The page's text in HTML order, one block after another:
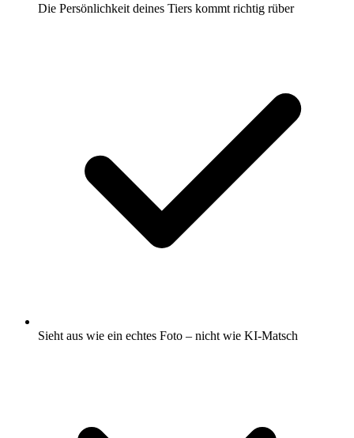
Die Persönlichkeit deines Tiers kommt richtig rüber
Sieht aus wie ein echtes Foto – nicht wie KI-Matsch